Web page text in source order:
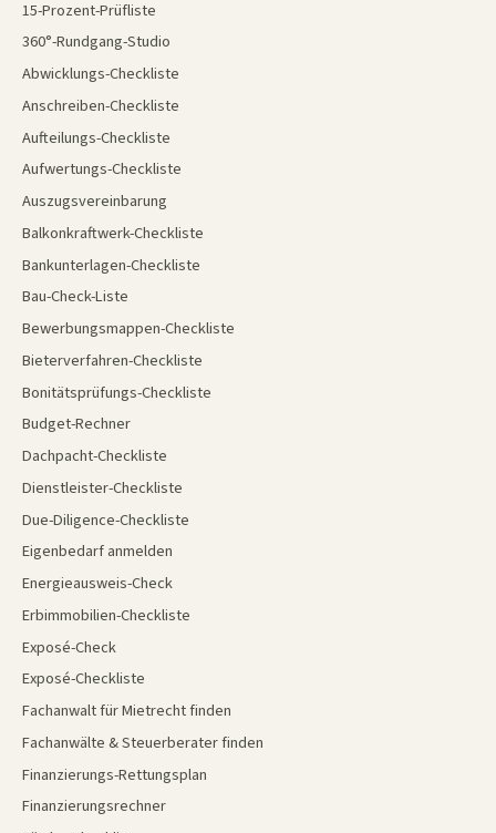
15-Prozent-Prüfliste
360°-Rundgang-Studio
Abwicklungs-Checkliste
Anschreiben-Checkliste
Aufteilungs-Checkliste
Aufwertungs-Checkliste
Auszugsvereinbarung
Balkonkraftwerk-Checkliste
Bankunterlagen-Checkliste
Bau-Check-Liste
Bewerbungsmappen-Checkliste
Bieterverfahren-Checkliste
Bonitätsprüfungs-Checkliste
Budget-Rechner
Dachpacht-Checkliste
Dienstleister-Checkliste
Due-Diligence-Checkliste
Eigenbedarf anmelden
Energieausweis-Check
Erbimmobilien-Checkliste
Exposé-Check
Exposé-Checkliste
Fachanwalt für Mietrecht finden
Fachanwälte & Steuerberater finden
Finanzierungs-Rettungsplan
Finanzierungsrechner